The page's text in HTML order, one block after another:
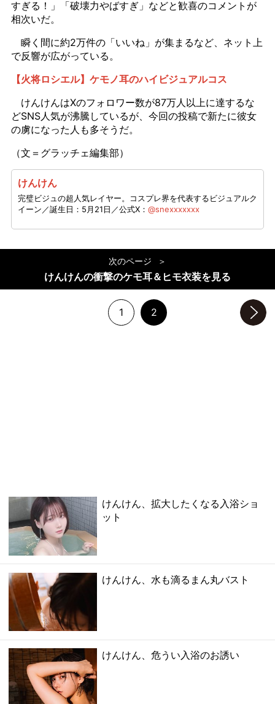
すぎる！」「破壊力やばすぎ」などと歓喜のコメントが
相次いだ。
瞬く間に約2万件の「いいね」が集まるなど、ネット上
で反響が広がっている。
【火将ロシエル】ケモノ耳のハイビジュアルコス
けんけんはXのフォロワー数が87万人以上に達するな
どSNS人気が沸騰しているが、今回の投稿で新たに彼女
の虜になった人も多そうだ。
（文＝グラッチェ編集部）
けんけん
完璧ビジュの超人気レイヤー。コスプレ界を代表するビジュアルク
イーン／誕生日：5月21日／公式X： @snexxxxxxx
次のページ
けんけんの衝撃のケモ耳＆ヒモ衣装を見る
1 2
けんけん、拡大したくなる入浴ショ
ット
けんけん、水も滴るまん丸バスト
けんけん、危うい入浴のお誘い